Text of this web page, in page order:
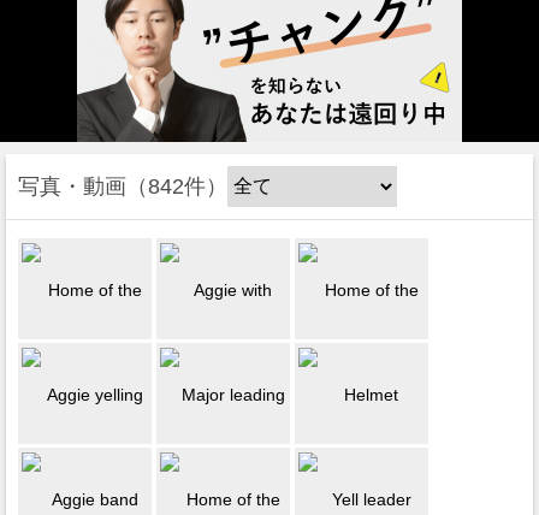
写真・動画 842件